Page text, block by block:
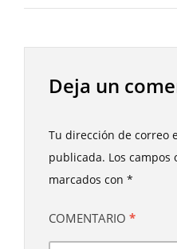
Deja un
Tu dirección de correo
publicada. Los campos
marcados con *
COMENTARIO *